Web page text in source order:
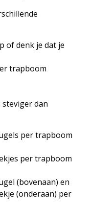
of denk je dat je
trapboom
dan
per trapboom
per trapboom
(bovenaan) en
(onderaan) per